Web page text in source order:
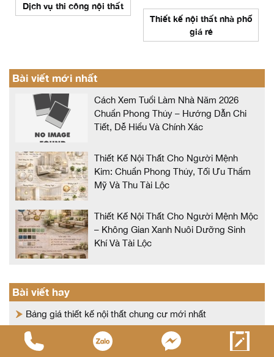
Dịch vụ thi công nội thất
Thiết kế nội thất nhà phố
giá rẻ
Bài viết mới nhất
Cách Xem Tuổi Làm Nhà Năm 2026
Chuẩn Phong Thủy – Hướng Dẫn Chi
Tiết, Dễ Hiểu Và Chính Xác
Thiết Kế Nội Thất Cho Người Mệnh
Kim: Chuẩn Phong Thủy, Tối Ưu Thẩm
Mỹ Và Thu Tài Lộc
Thiết Kế Nội Thất Cho Người Mệnh Mộc
– Không Gian Xanh Nuôi Dưỡng Sinh
Khí Và Tài Lộc
Bài viết hay
Bảng giá thiết kế nội thất chung cư mới nhất
Tổng hợp các loại vật liệu thiết kế nội thất
Gỗ công nghiệp - Phân loại và ứng dụng